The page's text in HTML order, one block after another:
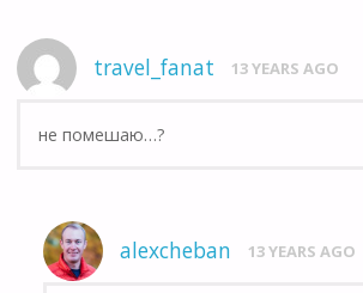
travel_fanat 13 YEARS AGO
не помешаю…?
alexcheban 13 YEARS AGO